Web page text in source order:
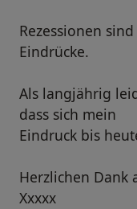
Rezessionen
Eindrücke.
Als langjährig
dass sich mein
Eindruck bis
Herzlichen Dank
Xxxxx